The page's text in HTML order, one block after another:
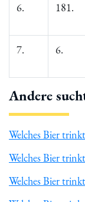
6. 181.
7. 6.
Andere
Welches Bier
Welches Bier
Welches Bier